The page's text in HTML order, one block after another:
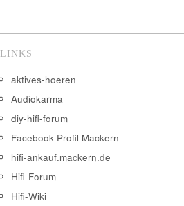
LINKS
aktives-hoeren
Audiokarma
diy-hifi-forum
Facebook Profil Mackern
hifi-ankauf.mackern.de
Hifi-Forum
Hifi-Wiki